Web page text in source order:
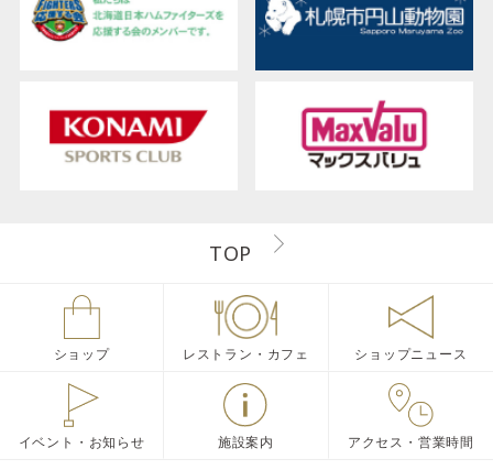
TOP
ショップ レストラン・カフェ ショップニュース
イベント・お知らせ 施設案内 アクセス・営業時間